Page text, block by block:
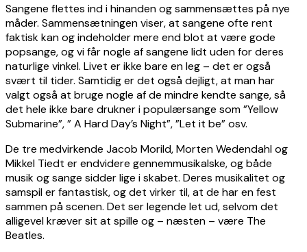
Sangene flettes ind i hinanden og sammensættes på nye
måder. Sammensætningen viser, at sangene ofte rent
faktisk kan og indeholder mere end blot at være gode
popsange, og vi får nogle af sangene lidt uden for deres
naturlige vinkel. Livet er ikke bare en leg – det er også
svært til tider. Samtidig er det også dejligt, at man har
valgt også at bruge nogle af de mindre kendte sange, så
det hele ikke bare drukner i populærsange som ”Yellow
Submarine”, ” A Hard Day’s Night”, ”Let it be” osv.
De tre medvirkende Jacob Morild, Morten Wedendahl og
Mikkel Tiedt er endvidere gennemmusikalske, og både
musik og sange sidder lige i skabet. Deres musikalitet og
samspil er fantastisk, og det virker til, at de har en fest
sammen på scenen. Det ser legende let ud, selvom det
alligevel kræver sit at spille og – næsten – være The
Beatles.